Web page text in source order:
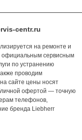
centr.ru
на ремонте и
официальным сервисным
по устранению
проводим
сайте цены носят
офертой — точную
телефонов,
бренда Liebherr